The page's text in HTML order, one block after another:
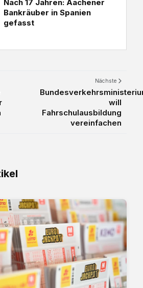
Nach 17 Jahren: Aachener
Bankräuber in Spanien
gefasst
Nächste
will
Fahrschulausbildung
vereinfachen